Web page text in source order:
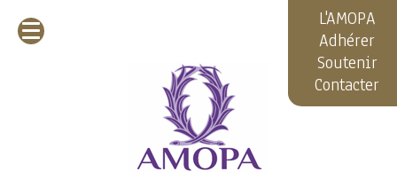
L'AMOPA
Adhérer
Soutenir
Contacter